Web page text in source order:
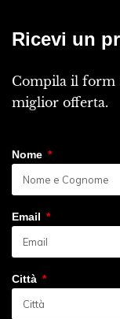
Ricevi un
Compila il form
miglior offerta.
Nome
Email
Città